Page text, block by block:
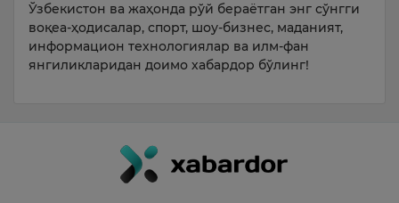
Ўзбекистон ва жаҳонда рўй бераётган энг сўнгги
воқеа-ҳодисалар, спорт, шоу-бизнес, маданият,
информацион технологиялар ва илм-фан
янгиликларидан доимо хабардор бўлинг!